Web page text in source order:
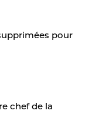
pour
chef de la